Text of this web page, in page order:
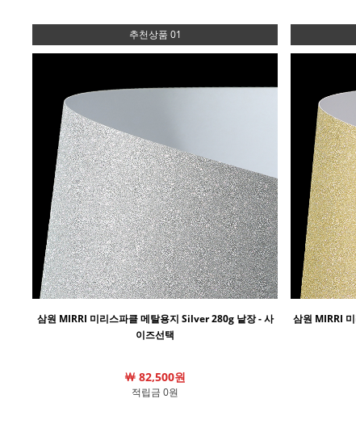
추천상품 01
삼원 MIRRI 미리스파클 메탈용지 Silver 280g 낱장 - 사
이즈선택
￦ 82,500원
적립금 0원
삼원 MIRRI